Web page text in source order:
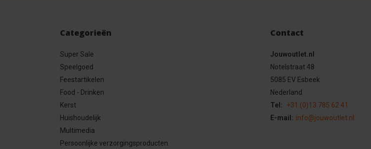
Categorieën
Super Sale
Speelgoed
Feestartikelen
Food - Drinken
Kerst
Huishoudelijk
Multimedia
Persoonlijke verzorgingsproducten
Contact
Jouwoutlet.nl
Notelstraat 48
5085 EV Esbeek
Nederland
Tel:
+31 (0)13 785 62 41
E-mail: info@jouwoutlet.nl